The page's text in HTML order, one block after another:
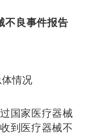
不良事件报告
体情况
国家医疗器械
到医疗器械不